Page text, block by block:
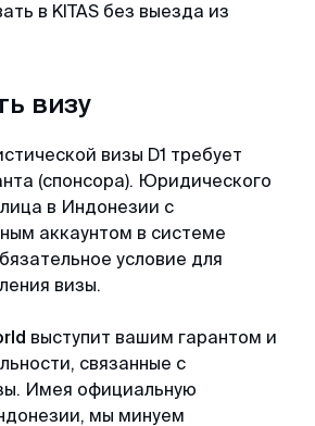
чем ожидал и никакой
центру за оперативную
цены) Подали заявку на
центра проверили
нам уже направили
Очень быстро!
в KITAS без выезда из
визу
визы D1 требует
(спонсора). Юридического
в Индонезии с
аккаунтом в системе
условие для
визы.
выступит вашим гарантом и
связанные с
Имея официальную
мы минуем